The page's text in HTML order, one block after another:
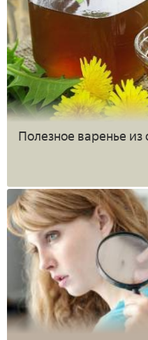
Полезное варенье из